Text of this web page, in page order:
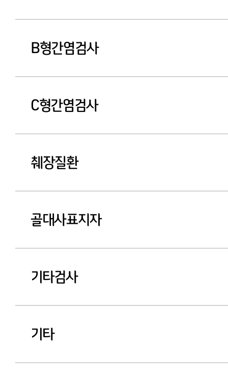
B형간염검사
C형간염검사
췌장질환
골대사표지자
기타검사
기타